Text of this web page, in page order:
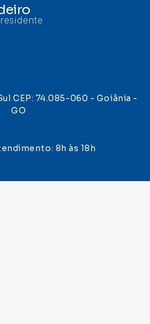
CEP: 74.085-060 - Goiânia -
GO
8h às 18h